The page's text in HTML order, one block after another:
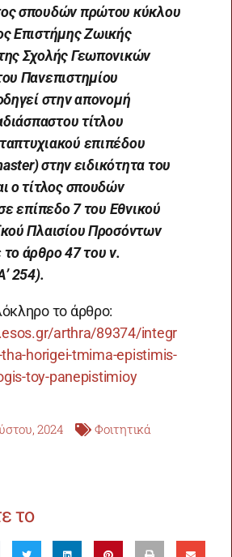
σπουδών πρώτου κύκλου
Επιστήμης Ζωικής
Σχολής Γεωπονικών
Πανεπιστημίου
στην απονομή
τίτλου
επιπέδου
στην ειδικότητα του
ο τίτλος σπουδών
επίπεδο 7 του Εθνικού
Πλαισίου Προσόντων
άρθρο 47 του ν.
254).
το άρθρο:
arthra/89374/integr
horigei-tmima-epistimis-
toy-panepistimioy
2024 Φοιτητικά
το